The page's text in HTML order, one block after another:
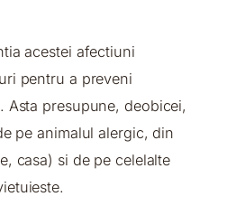
acestei afectiuni
pentru a preveni
Asta presupune, deobicei,
pe animalul alergic, din
casa) si de pe celelalte